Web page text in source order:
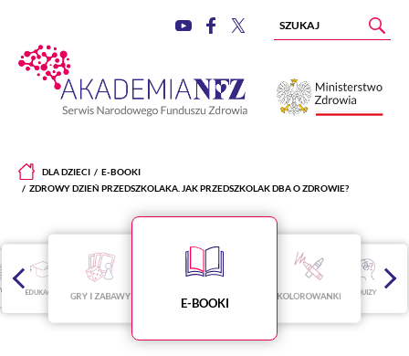
DLA DZIECI
E-BOOKI
ZDROWY DZIEŃ PRZEDSZKOLAKA. JAK PRZEDSZKOLAK DBA O ZDROWIE?
EDUKACJA GRY I ZABAWY E-BOOKI KOLOROWANKI QUIZY